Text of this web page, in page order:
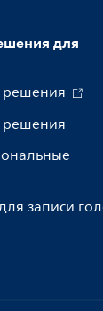
для
записи